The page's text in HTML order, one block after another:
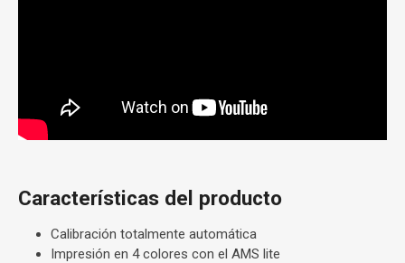
Características del producto
Calibración totalmente automática
Impresión en 4 colores con el AMS lite